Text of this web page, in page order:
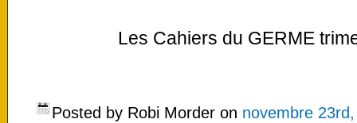
Les Cahiers du GERME
Posted by Robi Morder on novembre